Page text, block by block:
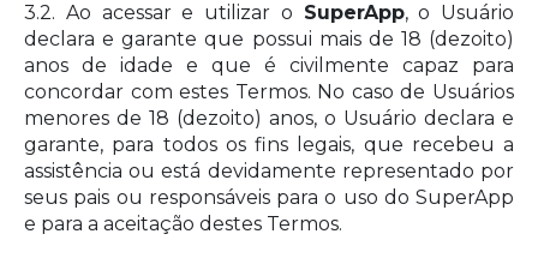
3.2. Ao acessar e utilizar o SuperApp, o Usuário
declara e garante que possui mais de 18 (dezoito)
anos de idade e que é civilmente capaz para
concordar com estes Termos. No caso de Usuários
menores de 18 (dezoito) anos, o Usuário declara e
garante, para todos os fins legais, que recebeu a
assistência ou está devidamente representado por
seus pais ou responsáveis para o uso do SuperApp
e para a aceitação destes Termos.